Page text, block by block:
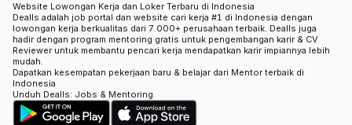
Website Lowongan Kerja dan Loker Terbaru di Indonesia
Dealls adalah job portal dan website cari kerja #1 di Indonesia dengan
lowongan kerja berkualitas dari 7.000+ perusahaan terbaik. Dealls juga
hadir dengan program mentoring gratis untuk pengembangan karir & CV
Reviewer untuk membantu pencari kerja mendapatkan karir impiannya lebih
mudah.
Dapatkan kesempatan pekerjaan baru & belajar dari Mentor terbaik di
Indonesia
Unduh Dealls: Jobs & Mentoring